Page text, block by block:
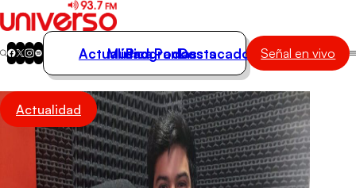
Actualidad
Música
Programas
Podcasts
Destacados
Actualidad
Música
Programas
Podcasts
Destacados Señal en vivo
Actualidad